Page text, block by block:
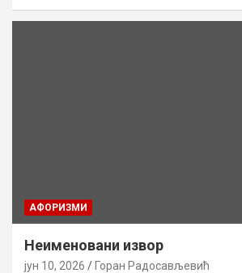
AФОРИЗМИ
Неименовани извор
јун 10, 2026 Горан Радосављевић